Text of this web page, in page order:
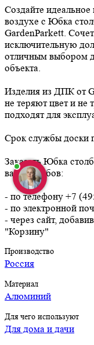
Создайте
воздухе с Юбка
GardenParkett.
исключительную
отличным выбором
объекта.
Изделия из ДПК от
не теряют цвет и не
подходят для
Срок службы доски
Заказать Юбка
вас способов:
- по телефону +7
- по электронной
- через сайт,
"Корзину"
Производство
Россия
Материал
Алюминий
Для чего используют
Для дома и дачи